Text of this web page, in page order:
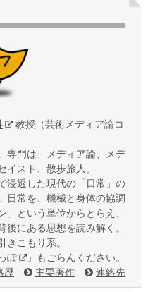
教授（芸術メディア論コ
専門は、メディア論、メデ
イスト、散歩旅人。
浸透した現代の「日常」の
日常を、機械と身体の協調
という単位からとらえ、
後にある思想を読み解く。
きこもり系。
ぽ
」もごらんください。
歴
主要著作 連絡先